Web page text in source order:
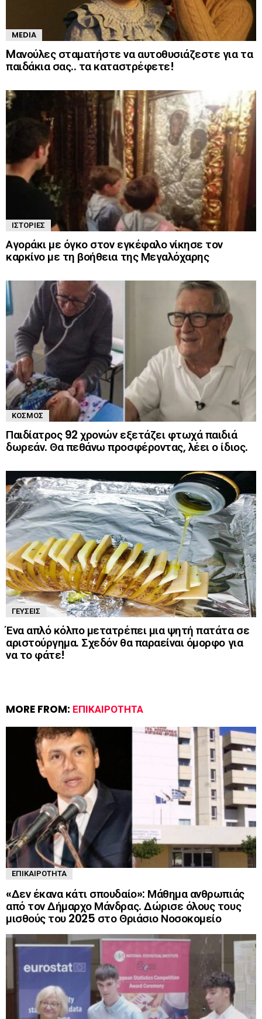
MEDIA
Mανούλες σταματήστε να αυτοθυσιάζεστε για τα
παιδάκια σας.. τα καταστρέφετε!
ΙΣΤΟΡΊΕΣ
Αγοράκι με όγκο στον εγκέφαλο νίκησε τον
καρκίνο με τη βοήθεια της Μεγαλόχαρης
ΚΌΣΜΟΣ
Παιδίατρος 92 χρονών εξετάζει φτωχά παιδιά
δωρεάν. Θα πεθάνω προσφέροντας, λέει ο ίδιος.
ΓΕΎΣΕΙΣ
Ένα απλό κόλπο μετατρέπει μια ψητή πατάτα σε
αριστούργημα. Σχεδόν θα παραείναι όμορφο για
να το φάτε!
MORE FROM: ΕΠΙΚΑΙΡΌΤΗΤΑ
ΕΠΙΚΑΙΡΌΤΗΤΑ
«Δεν έκανα κάτι σπουδαίο»: Μάθημα ανθρωπιάς
από τον Δήμαρχο Μάνδρας. Δώρισε όλους τους
μισθούς του 2025 στο Θριάσιο Νοσοκομείο